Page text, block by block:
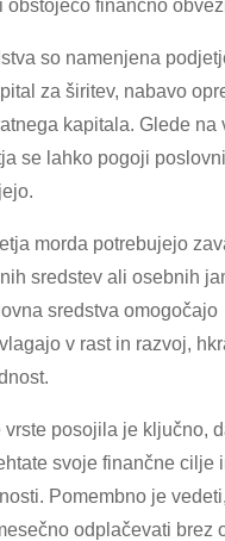
obstoječo finančno
so namenjena
za širitev, nabavo
kapitala. Glede na
se lahko pogoji
morda potrebujejo
sredstev ali osebnih
sredstva omogočajo
v rast in razvoj,
vrste posojila je ključno,
svoje finančne cilje
Pomembno je
odplačevati brez